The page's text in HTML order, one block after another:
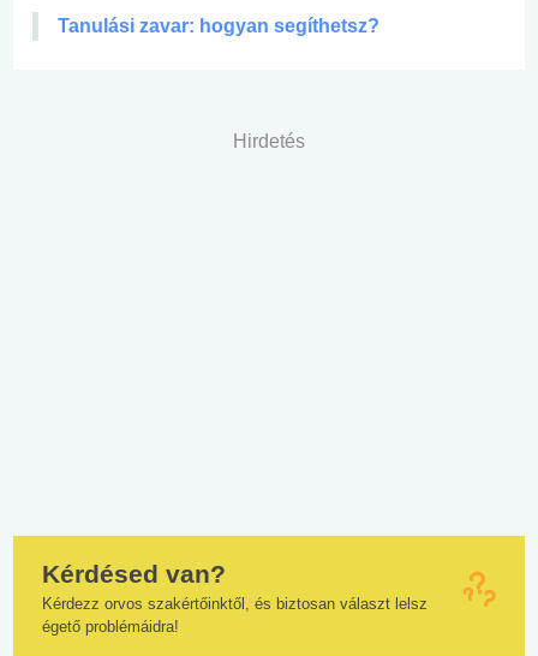
Tanulási zavar: hogyan segíthetsz?
Hirdetés
Kérdésed van?
Kérdezz orvos szakértőinktől, és biztosan választ lelsz
égető problémáidra!